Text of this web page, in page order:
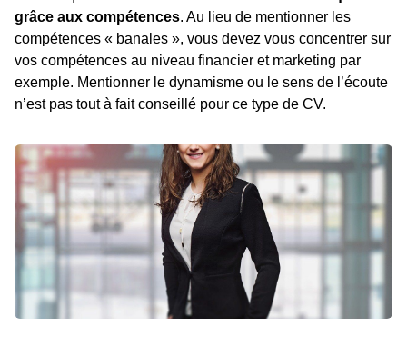
grâce aux compétences. Au lieu de mentionner les
compétences « banales », vous devez vous concentrer sur
vos compétences au niveau financier et marketing par
exemple. Mentionner le dynamisme ou le sens de l’écoute
n’est pas tout à fait conseillé pour ce type de CV.